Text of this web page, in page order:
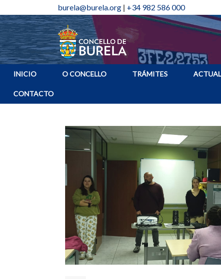
burela@burela.org | +34 982 586 000
INICIO O CONCELLO TRÁMITES
CONTACTO